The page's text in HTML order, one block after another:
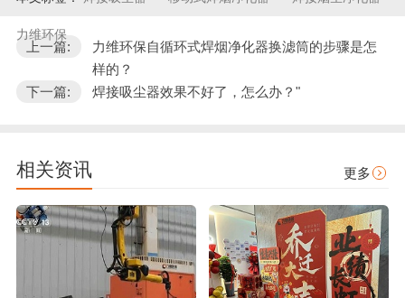
力维环保
上一篇:
力维环保自循环式焊烟净化器换滤筒的步骤是怎
样的？
下一篇:
焊接吸尘器效果不好了，怎么办？"
相关资讯 更多